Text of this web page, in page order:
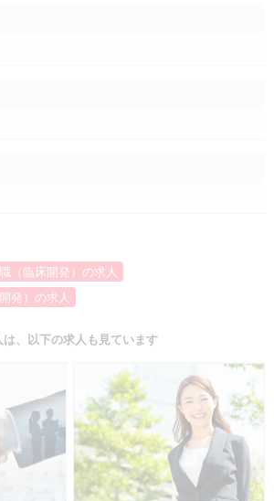
（臨床開発）の求人
発）の求人
、以下の求人も見ています